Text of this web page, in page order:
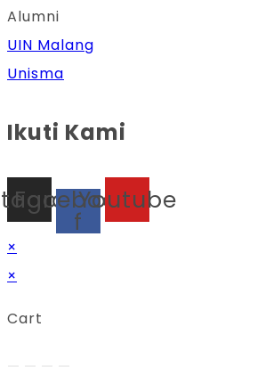
Alumni
UIN Malang
Unisma
Ikuti Kami
Facebook-
f
Youtube
×
×
Cart